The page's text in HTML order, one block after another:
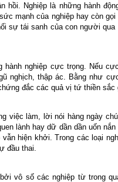
hồi. Nghiệp là những hành
mạnh của nghiệp hay còn gọi
sự tái sanh của con người qua
hành nghiệp cực trọng. Nếu
nghịch, thập ác. Bằng như
đắc các quả vị tứ thiền sắc
việc làm, lời nói hàng ngày
lành hay dữ dần dần uốn nắn
hiện khởi. Trong các loại
đầu thai.
vô số các nghiệp từ trong